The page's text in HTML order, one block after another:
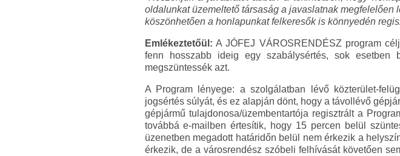
oldalunkat üzemeltető társaság a javaslatnak
köszönhetően a honlapunkat felkeresők is könnyedén
Emlékeztetőül: A JÓFEJ VÁROSRENDÉSZ program
fenn hosszabb ideig egy szabálysértés, sok esetben
megszüntessék azt.
A Program lényege: a szolgálatban lévő közterület-
jogsértés súlyát, és ez alapján dönt, hogy a távollévő
gépjármű tulajdonosa/üzembentartója regisztrált a
továbbá e-mailben értesítik, hogy 15 percen belül
üzenetben megadott határidőn belül nem érkezik a
érkezik, de a városrendész szóbeli felhívását követően